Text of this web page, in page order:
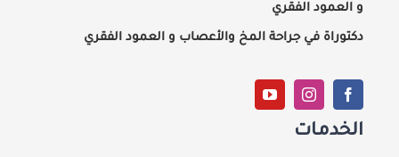
و العمود الفقري
دكتوراة في جراحة المخ والأعصاب و العمود الفقري
الخدمات